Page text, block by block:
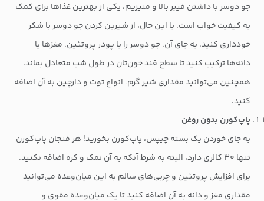
جو دوسر با داشتن فیبر بالا و منیزیم، یکی از بهترین غذاها برای کمک
به کیفیت خواب است. با این حال، از شیرین کردن جو دوسر با شکر
خودداری کنید. به جای آن، جو دوسر را با پودر پروتئین، مغزها یا
دانه‌ها ترکیب کنید تا سطح قند خون‌تان در طول شب متعادل بماند.
همچنین می‌توانید مقداری شیر گرم، انواع توت و دارچین به آن اضافه
کنید.
پاپ‌کورن بدون روغن
به جای خوردن یک بسته چیپس، پاپ‌کورن بخورید! هر فنجان پاپ‌کورن
تنها ۳۰ کالری دارد، البته به شرط آنکه به آن نمک و کره اضافه نکنید.
برای افزایش پروتئین و چربی‌های سالم به این میان‌وعده می‌توانید
مقداری مغز و دانه به آن اضافه کنید تا یک میان‌وعده مقوی و